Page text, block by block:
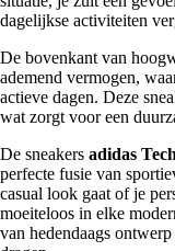
dagelijkse activiteiten
De bovenkant van
ademend vermogen,
actieve dagen. Deze
wat zorgt voor een
De sneakers adidas
perfecte fusie van
casual look gaat of je
moeiteloos in elke
van hedendaags